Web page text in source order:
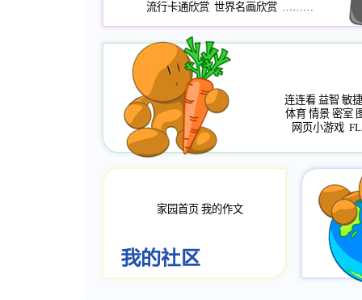
流行卡通欣赏 世界名画欣赏 ………
连连看 益智 敏捷
体育 情景 密室
网页小游戏
家园首页 我的作文